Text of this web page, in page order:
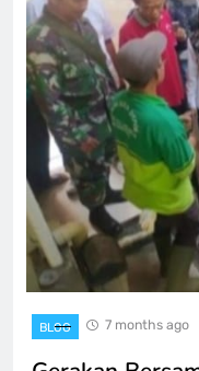
BLOG 7 months ago